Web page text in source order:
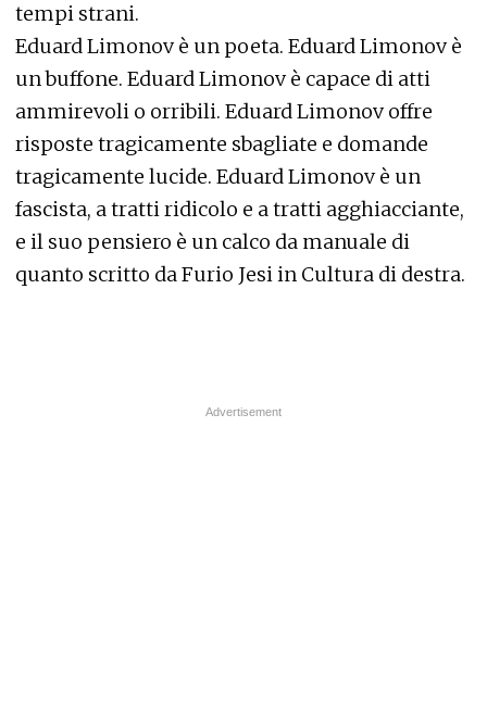
tempi strani.
Eduard Limonov è un poeta. Eduard Limonov è
un buffone. Eduard Limonov è capace di atti
ammirevoli o orribili. Eduard Limonov offre
risposte tragicamente sbagliate e domande
tragicamente lucide. Eduard Limonov è un
fascista, a tratti ridicolo e a tratti agghiacciante,
e il suo pensiero è un calco da manuale di
quanto scritto da Furio Jesi in Cultura di destra.